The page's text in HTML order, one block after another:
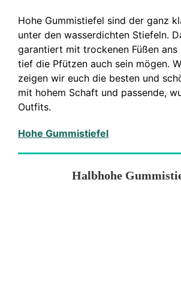
Hohe Gummistiefel sind der ganz
unter den wasserdichten Stiefeln.
garantiert mit trockenen Füßen ans
tief die Pfützen auch sein mögen.
zeigen wir euch die besten und
mit hohem Schaft und passende,
Outfits.
Hohe Gummistiefel
Halbhohe